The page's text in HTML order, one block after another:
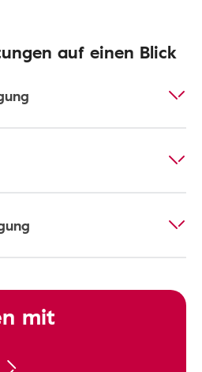
auf einen Blick
mit